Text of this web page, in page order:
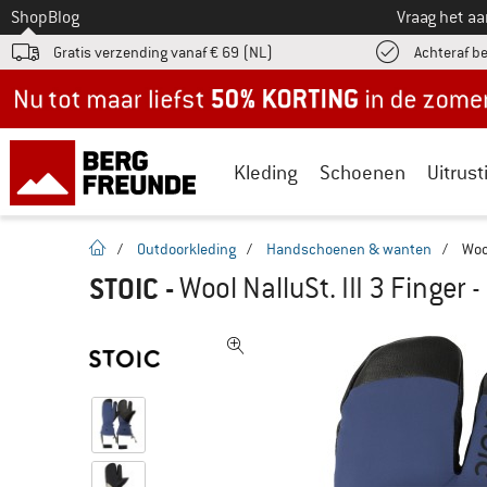
Naar
ShopBlog Vraag het
Gratis verzending vanaf € 69 (NL) Achteraf
Kleding Schoenen
Startpagina
/ Outdoorkleding / Handschoenen & wanten /
STOIC -Wool NalluSt. III 3 Finger